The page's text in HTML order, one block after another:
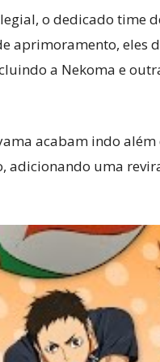
o dedicado time
aprimoramento, eles
a Nekoma e
acabam indo
adicionando uma